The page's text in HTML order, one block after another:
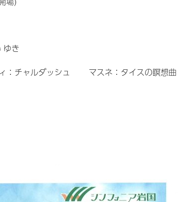
き
：チャルダッシュ マスネ：タイスの瞑想曲